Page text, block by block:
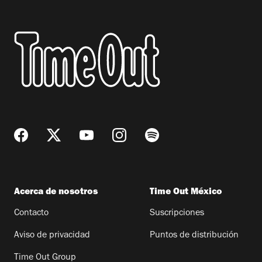
Acerca de nosotros
Contacto
Aviso de privacidad
Time Out Group
Time Out México
Suscripciones
Puntos de distribución